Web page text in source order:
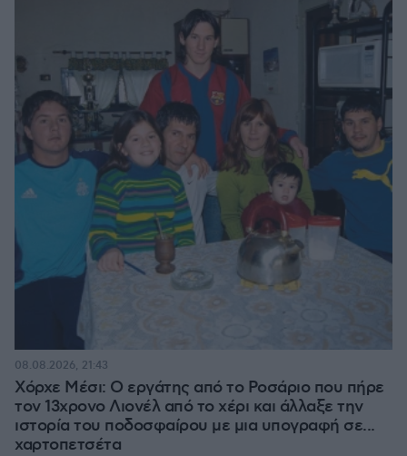
Χόρχε Μέσι: Ο εργάτης από το Ροσάριο που πήρε
τον 13χρονο Λιονέλ από το χέρι και άλλαξε την
ιστορία του ποδοσφαίρου με μια υπογραφή σε...
χαρτοπετσέτα
08.08.2026, 21:43